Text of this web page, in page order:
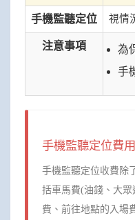
手機監聽定位 視情
注意事項
為
手
手機監聽定位費
手機監聽定位收費除
括車馬費(油錢、大
費、前往地點的入場